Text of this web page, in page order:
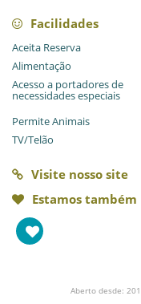
Facilidades
Aceita Reserva
Alimentação
Acesso a portadores de
necessidades especiais
Permite Animais
TV/Telão
Visite nosso site
Estamos também
Aberto desde: